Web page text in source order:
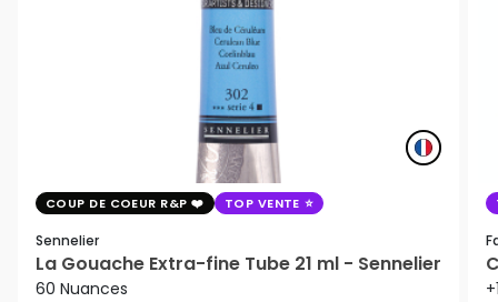
COUP DE COEUR R&P TOP VENTE
Sennelier
La Gouache Extra-fine Tube 21 ml - Sennelier
60 Nuances